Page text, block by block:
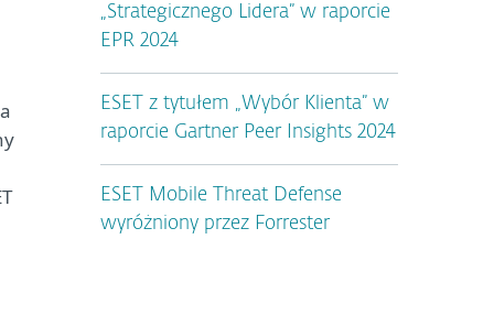
„Strategicznego Lidera” w raporcie
EPR 2024
ESET z tytułem „Wybór Klienta” w
raporcie Gartner Peer Insights 2024
ESET Mobile Threat Defense
wyróżniony przez Forrester